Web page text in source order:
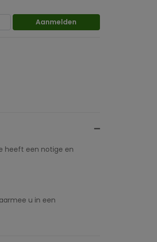
Aanmelden
heeft een notige en
u in een